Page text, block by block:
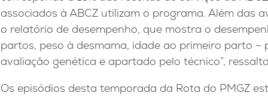
associados à ABCZ utilizam o programa. Além das
o relatório de desempenho, que mostra o
partos, peso à desmama, idade ao primeiro parto
avaliação genética e apartado pelo técnico”,
Os episódios desta temporada da Rota do PMGZ